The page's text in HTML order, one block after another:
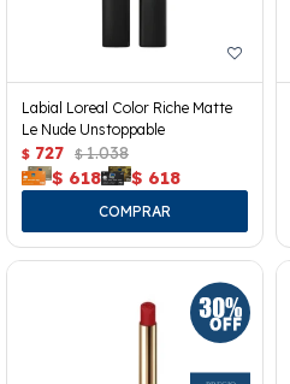
Labial Loreal Color Riche Matte
Le Nude Unstoppable
$ 727 $ 1.038
$ 618 $ 618